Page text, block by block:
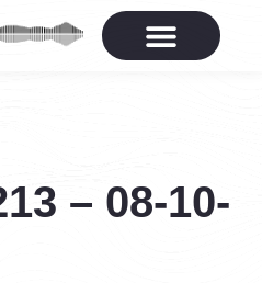
– 08-10-